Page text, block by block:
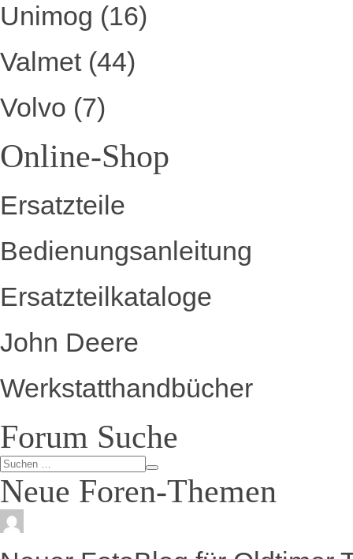
Unimog (16)
Valmet(44)
Volvo (7)
Online-Shop
Ersatzteile
Bedienungsanleitung
Ersatzteilkataloge
John Deere
Werkstatthandbücher
Forum Suche
Neue Foren-Themen